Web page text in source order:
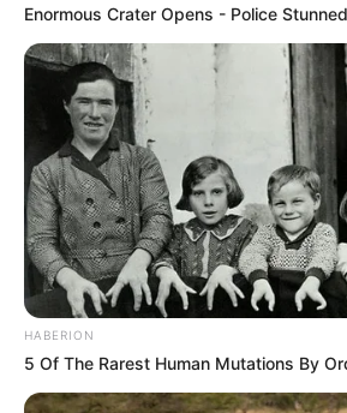
Auf einigen Seiten dieses Projektes
Angebote integriert. Wenn etwas
gekauft wird, ist das eine
dadurch der Preis ändert.
Enormous Crater Opens - Police
HABERION
5 Of The Rarest Human Mutations By